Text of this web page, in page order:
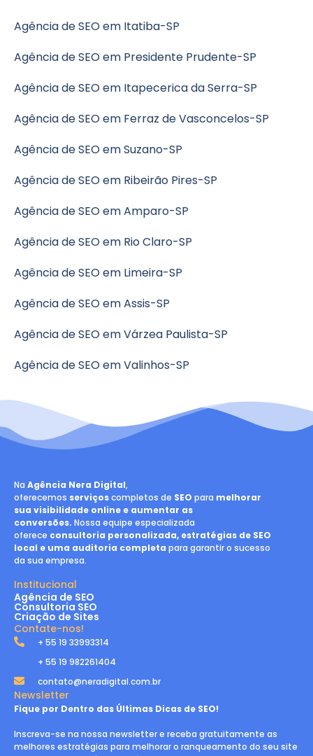
Agência de SEO em Itatiba-SP
Agência de SEO em Presidente Prudente-SP
Agência de SEO em Itapecerica da Serra-SP
Agência de SEO em Ferraz de Vasconcelos-SP
Agência de SEO em Suzano-SP
Agência de SEO em Ribeirão Pires-SP
Agência de SEO em Amparo-SP
Agência de SEO em Rio Claro-SP
Agência de SEO em Limeira-SP
Agência de SEO em Assis-SP
Agência de SEO em Várzea Paulista-SP
Agência de SEO em Valinhos-SP
Na Agência Nera Digital,
oferecemos serviçoscompletos de SEO para melhorar
sua visibilidade online e aumentar as
conversões. Nossa equipe especializada
oferece consultoria personalizada, estratégias de SEO
local e uma auditoria completa para garantir o sucesso
da sua empresa.
Institucional
Agência de SEO
Consultoria SEO
Criação de Sites
Contate-nos!
+ 55 19 33993314
+ 55 19 982261404
contato@neradigital.com.br
Newsletter
Fique por Dentro das Últimas Dicas de SEO!
Inscreva-se na nossa newsletter e receba gratuitamente as
melhores estratégias para melhorar o ranqueamento do seu site